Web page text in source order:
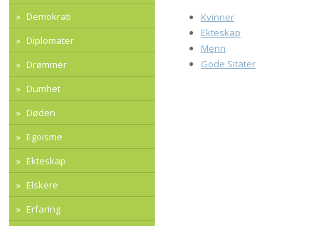
Demokrati
Diplomater
Drømmer
Dumhet
Døden
Egoisme
Ekteskap
Elskere
Erfaring
Kvinner
Ekteskap
Menn
Gode Sitater